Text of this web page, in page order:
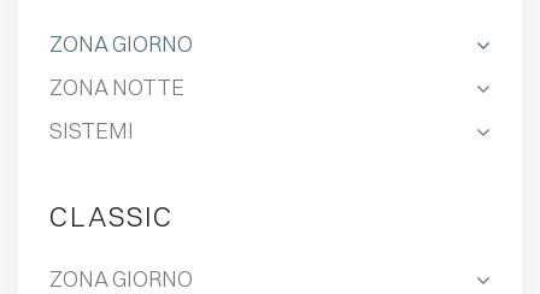
ZONA GIORNO
ZONA NOTTE
SISTEMI
CLASSIC
ZONA GIORNO